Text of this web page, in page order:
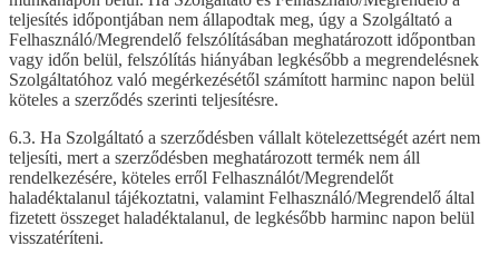
teljesítés időpontjában nem állapodtak meg, úgy a Szolgáltató a
Felhasználó/Megrendelő felszólításában meghatározott időpontban
vagy időn belül, felszólítás hiányában legkésőbb a megrendelésnek
Szolgáltatóhoz való megérkezésétől számított harminc napon belül
köteles a szerződés szerinti teljesítésre.
6.3. Ha Szolgáltató a szerződésben vállalt kötelezettségét azért nem
teljesíti, mert a szerződésben meghatározott termék nem áll
rendelkezésére, köteles erről Felhasználót/Megrendelőt
haladéktalanul tájékoztatni, valamint Felhasználó/Megrendelő által
fizetett összeget haladéktalanul, de legkésőbb harminc napon belül
visszatéríteni.